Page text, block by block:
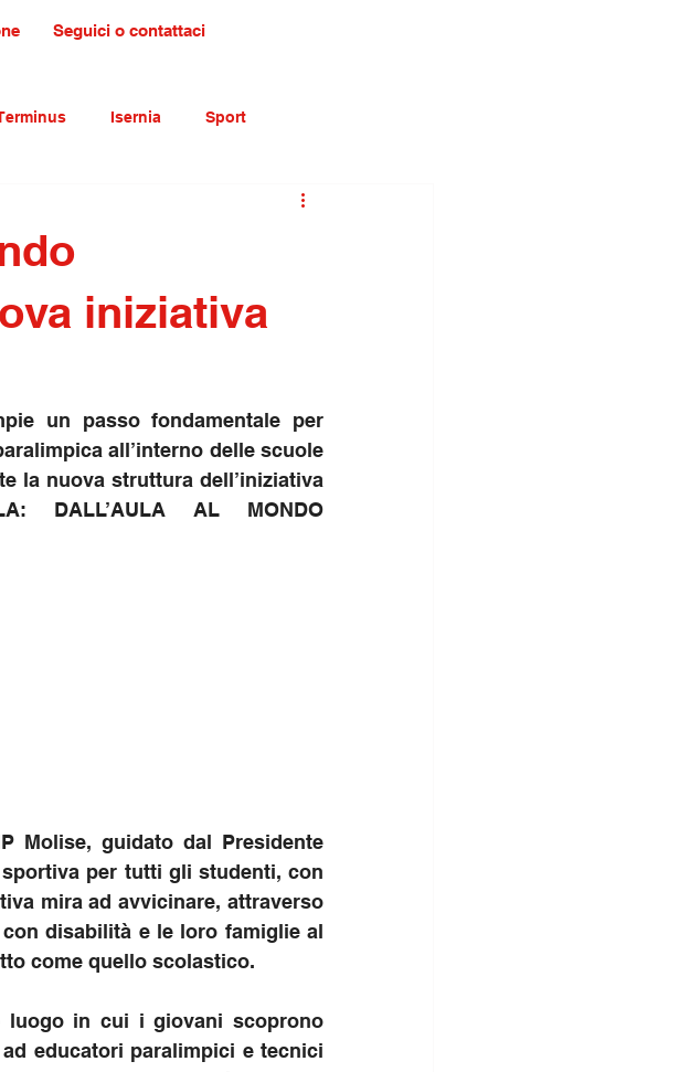
Seguici o contattaci
Isernia Sport
iniziativa
un passo fondamentale per
all’interno delle scuole
la nuova struttura dell’iniziativa
DALL’AULA AL MONDO
Molise, guidato dal Presidente
per tutti gli studenti, con
mira ad avvicinare, attraverso
disabilità e le loro famiglie al
come quello scolastico.
luogo in cui i giovani scoprono
educatori paralimpici e tecnici